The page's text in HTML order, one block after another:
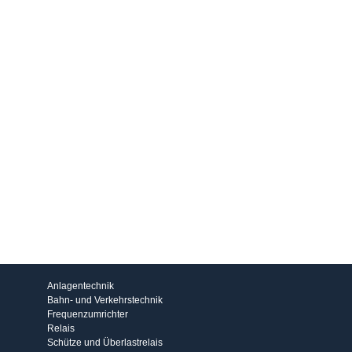
Anlagentechnik
Bahn- und Verkehrstechnik
Frequenzumrichter
Relais
Schütze und Überlastrelais